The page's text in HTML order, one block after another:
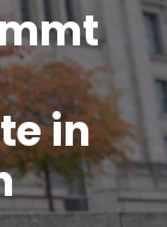
in